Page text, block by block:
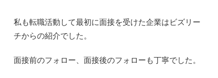
私も転職活動して最初に面接を受けた企業はビズリー
チからの紹介でした。
面接前のフォロー、面接後のフォローも丁寧でした。